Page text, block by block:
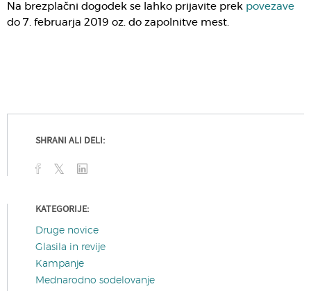
Na brezplačni dogodek se lahko prijavite prek povezave
do 7. februarja 2019 oz. do zapolnitve mest.
SHRANI ALI DELI:
KATEGORIJE:
Druge novice
Glasila in revije
Kampanje
Mednarodno sodelovanje